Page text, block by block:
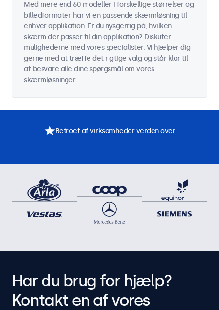
Med mere end 60 modeller i forskellige størrelser og
billedformater har vi en passende skærmløsning til
enhver applikation. Er du nysgerrig på, hvilken
skærm der passer til din applikation? Diskuter
mulighederne med vores specialister. Vi hjælper dig
gerne med at træffe det rigtige valg og står klar til
at besvare alle dine spørgsmål om vores
skærmløsninger.
Betroet af virksomheder verden over
Har du brug for hjælp?
Kontakt en af vores